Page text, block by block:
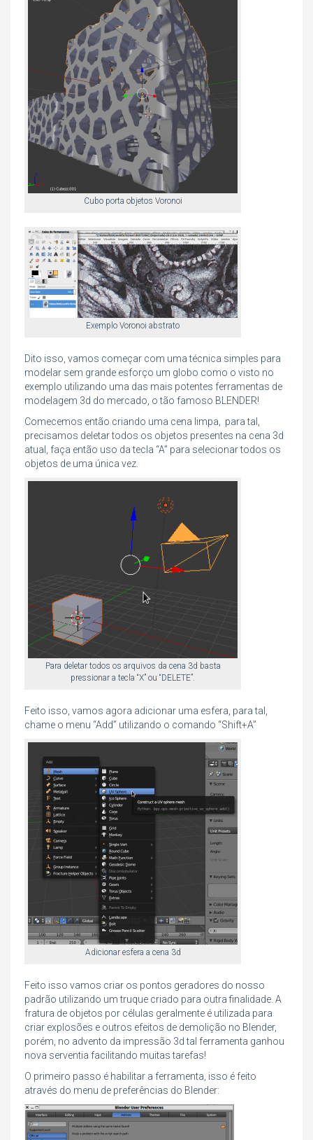
Cubo porta objetos Voronoi
Exemplo Voronoi abstrato
Dito isso, vamos começar com uma técnica simples para
modelar sem grande esforço um globo como o visto no
exemplo utilizando uma das mais potentes ferramentas de
modelagem 3d do mercado, o tão famoso BLENDER!
Comecemos então criando uma cena limpa, para tal,
precisamos deletar todos os objetos presentes na cena 3d
atual, faça então uso da tecla “A” para selecionar todos os
objetos de uma única vez.
Para deletar todos os arquivos da cena 3d basta
pressionar a tecla “X” ou “DELETE”.
Feito isso, vamos agora adicionar uma esfera, para tal,
chame o menu “Add” utilizando o comando “Shift+A”
Adicionar esfera a cena 3d
Feito isso vamos criar os pontos geradores do nosso
padrão utilizando um truque criado para outra finalidade. A
fratura de objetos por células geralmente é utilizada para
criar explosões e outros efeitos de demolição no Blender,
porém, no advento da impressão 3d tal ferramenta ganhou
nova serventia facilitando muitas tarefas!
O primeiro passo é habilitar a ferramenta, isso é feito
através do menu de preferências do Blender: